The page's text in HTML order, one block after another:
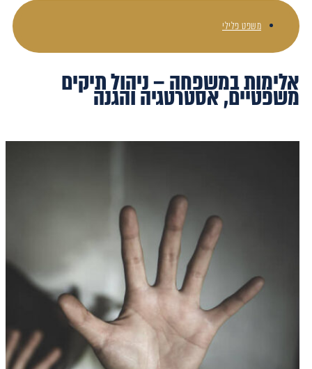
משפט פלילי
אלימות במשפחה – ניהול תיקים
משפטיים, אסטרטגיה והגנה